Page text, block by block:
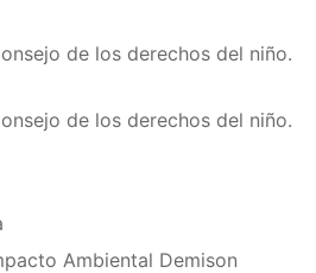
de los derechos del niño.
de los derechos del niño.
Ambiental Demison